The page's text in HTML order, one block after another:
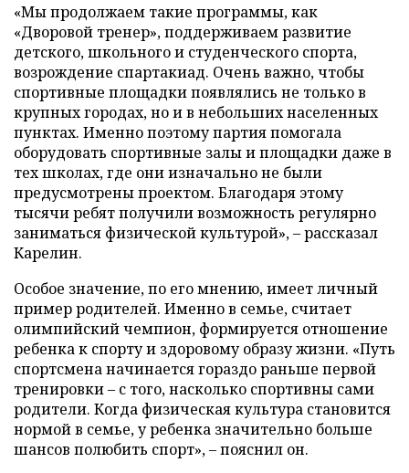
«Мы продолжаем такие программы, как
«Дворовой тренер», поддерживаем развитие
детского, школьного и студенческого спорта,
возрождение спартакиад. Очень важно, чтобы
спортивные площадки появлялись не только в
крупных городах, но и в небольших населенных
пунктах. Именно поэтому партия помогала
оборудовать спортивные залы и площадки даже в
тех школах, где они изначально не были
предусмотрены проектом. Благодаря этому
тысячи ребят получили возможность регулярно
заниматься физической культурой», – рассказал
Карелин.
Особое значение, по его мнению, имеет личный
пример родителей. Именно в семье, считает
олимпийский чемпион, формируется отношение
ребенка к спорту и здоровому образу жизни. «Путь
спортсмена начинается гораздо раньше первой
тренировки – с того, насколько спортивны сами
родители. Когда физическая культура становится
нормой в семье, у ребенка значительно больше
шансов полюбить спорт», – пояснил он.